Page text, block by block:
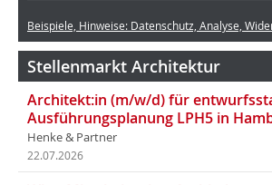
Beispiele, Hinweise: Datenschutz, Analyse,
Stellenmarkt Architektur
Architekt:in (m/w/d) für
Ausführungsplanung LPH5 in
Henke & Partner
22.07.2026